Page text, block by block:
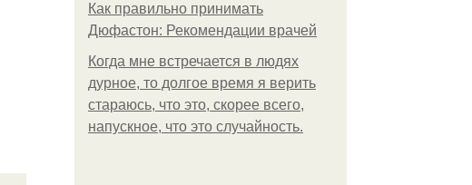
Как правильно принимать
Дюфастон: Рекомендации врачей
Когда мне встречается в людях
дурное, то долгое время я верить
стараюсь, что это, скорее всего,
напускное, что это случайность.